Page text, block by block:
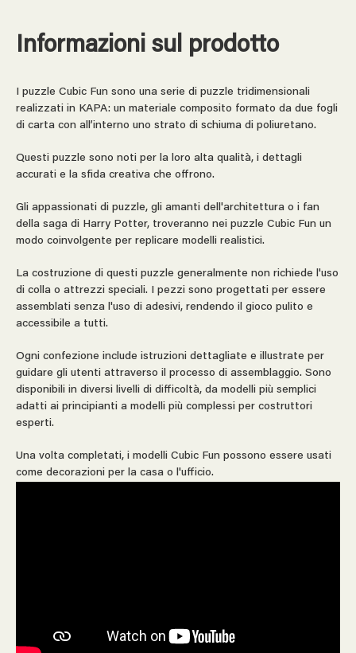
Informazioni sul prodotto
I puzzle Cubic Fun sono una serie di puzzle tridimensionali
realizzati in KAPA: un materiale composito formato da due fogli
di carta con all’interno uno strato di schiuma di poliuretano.
Questi puzzle sono noti per la loro alta qualità, i dettagli
accurati e la sfida creativa che offrono.
Gli appassionati di puzzle, gli amanti dell'architettura o i fan
della saga di Harry Potter, troveranno nei puzzle Cubic Fun un
modo coinvolgente per replicare modelli realistici.
La costruzione di questi puzzle generalmente non richiede l'uso
di colla o attrezzi speciali. I pezzi sono progettati per essere
assemblati senza l'uso di adesivi, rendendo il gioco pulito e
accessibile a tutti.
Ogni confezione include istruzioni dettagliate e illustrate per
guidare gli utenti attraverso il processo di assemblaggio. Sono
disponibili in diversi livelli di difficoltà, da modelli più semplici
adatti ai principianti a modelli più complessi per costruttori
esperti.
Una volta completati, i modelli Cubic Fun possono essere usati
come decorazioni per la casa o l'ufficio.